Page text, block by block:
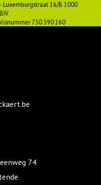
- Luxemburgstraat 16/B 1000
730.390.160
74